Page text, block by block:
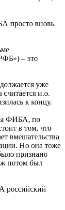
просто вновь
– это
уже
и.о.
к концу.
ФИБА, по
в том, что
вмешательства
Но она тоже
признано
потом был
российский